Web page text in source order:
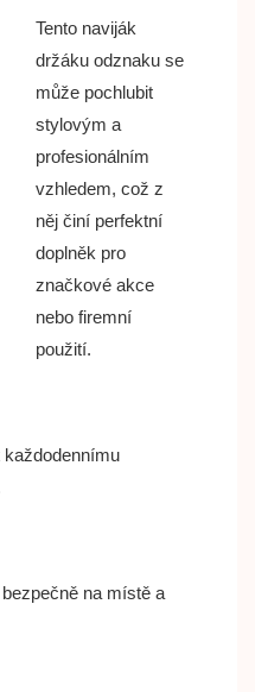
Tento naviják
držáku odznaku se
může pochlubit
stylovým a
profesionálním
vzhledem, což z
něj činí perfektní
doplněk pro
značkové akce
nebo firemní
použití.
na místě a